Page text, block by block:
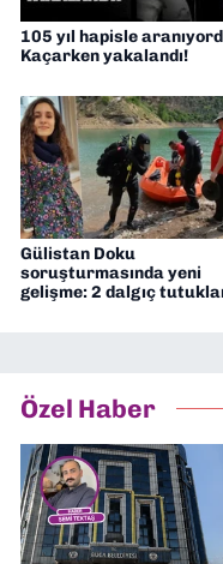
105 yıl hapisle
Kaçarken yakalandı!
Gülistan Doku
soruşturmasında yeni
gelişme: 2 dalgıç
Özel Haber